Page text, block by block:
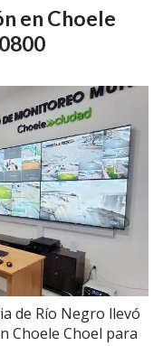
en Choele
de Río Negro llevó
Choele Choel para